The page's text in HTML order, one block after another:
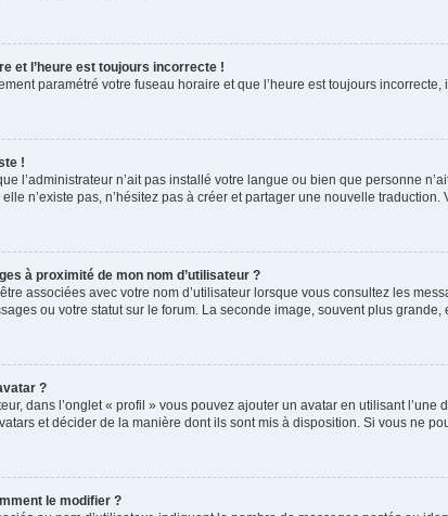
et l’heure est toujours incorrecte !
paramétré votre fuseau horaire et que l’heure est toujours
!
l’administrateur n’ait pas installé votre langue ou bien que personne
n’existe pas, n’hésitez pas à créer et partager une nouvelle
à proximité de mon nom d’utilisateur ?
associées avec votre nom d’utilisateur lorsque vous consultez les
ou votre statut sur le forum. La seconde image, souvent plus
?
dans l’onglet « profil » vous pouvez ajouter un avatar en utilisant
et décider de la manière dont ils sont mis à disposition. Si vous ne
le modifier ?